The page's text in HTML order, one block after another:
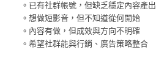
。已有社群帳號，但缺乏穩定內容產出
。想做短影音，但不知道從何開始
。內容有做，但成效與方向不明確
。希望社群能與行銷、廣告策略整合